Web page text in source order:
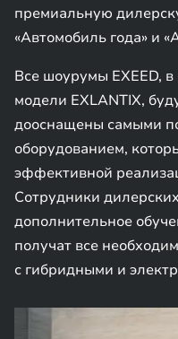
премиальную
«Автомобиль года»
Все шоурумы EXEED, в
модели EXLANTIX,
дооснащены самыми
оборудованием,
эффективной
Сотрудники
дополнительное
получат все
с гибридными и